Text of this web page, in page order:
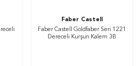
Faber Castell
Faber Castell Goldfaber Seri 1221
Dereceli Kurşun Kalem 3B